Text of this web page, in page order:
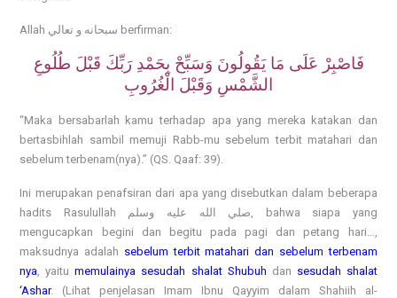
Allah سبحانه و تعالي berfirman:
فَاصْبِرْ عَلَى مَا يَقُولُونَ وَسَبِّحْ بِحَمْدِ رَبِّكَ قَبْلَ طُلُوعِ
الشَّمْسِ وَقَبْلَ الْغُرُوبِ
“Maka bersabarlah kamu terhadap apa yang mereka katakan dan
bertasbihlah sambil memuji Rabb-mu sebelum terbit matahari dan
sebelum terbenam(nya).” (QS. Qaaf: 39).
Ini merupakan penafsiran dari apa yang disebutkan dalam beberapa
hadits Rasulullah صلي الله عليه وسلم, bahwa siapa yang
mengucapkan begini dan begitu pada pagi dan petang hari…,
maksudnya adalah sebelum terbit matahari dan sebelum terbenam
nya, yaitumemulainya sesudah shalat Shubuh dan sesudah shalat
‘Ashar. (Lihat penjelasan Imam Ibnu Qayyim dalam Shahiih al-